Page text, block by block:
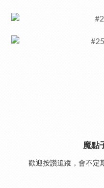
魔點
歡迎按讚追蹤，會不定